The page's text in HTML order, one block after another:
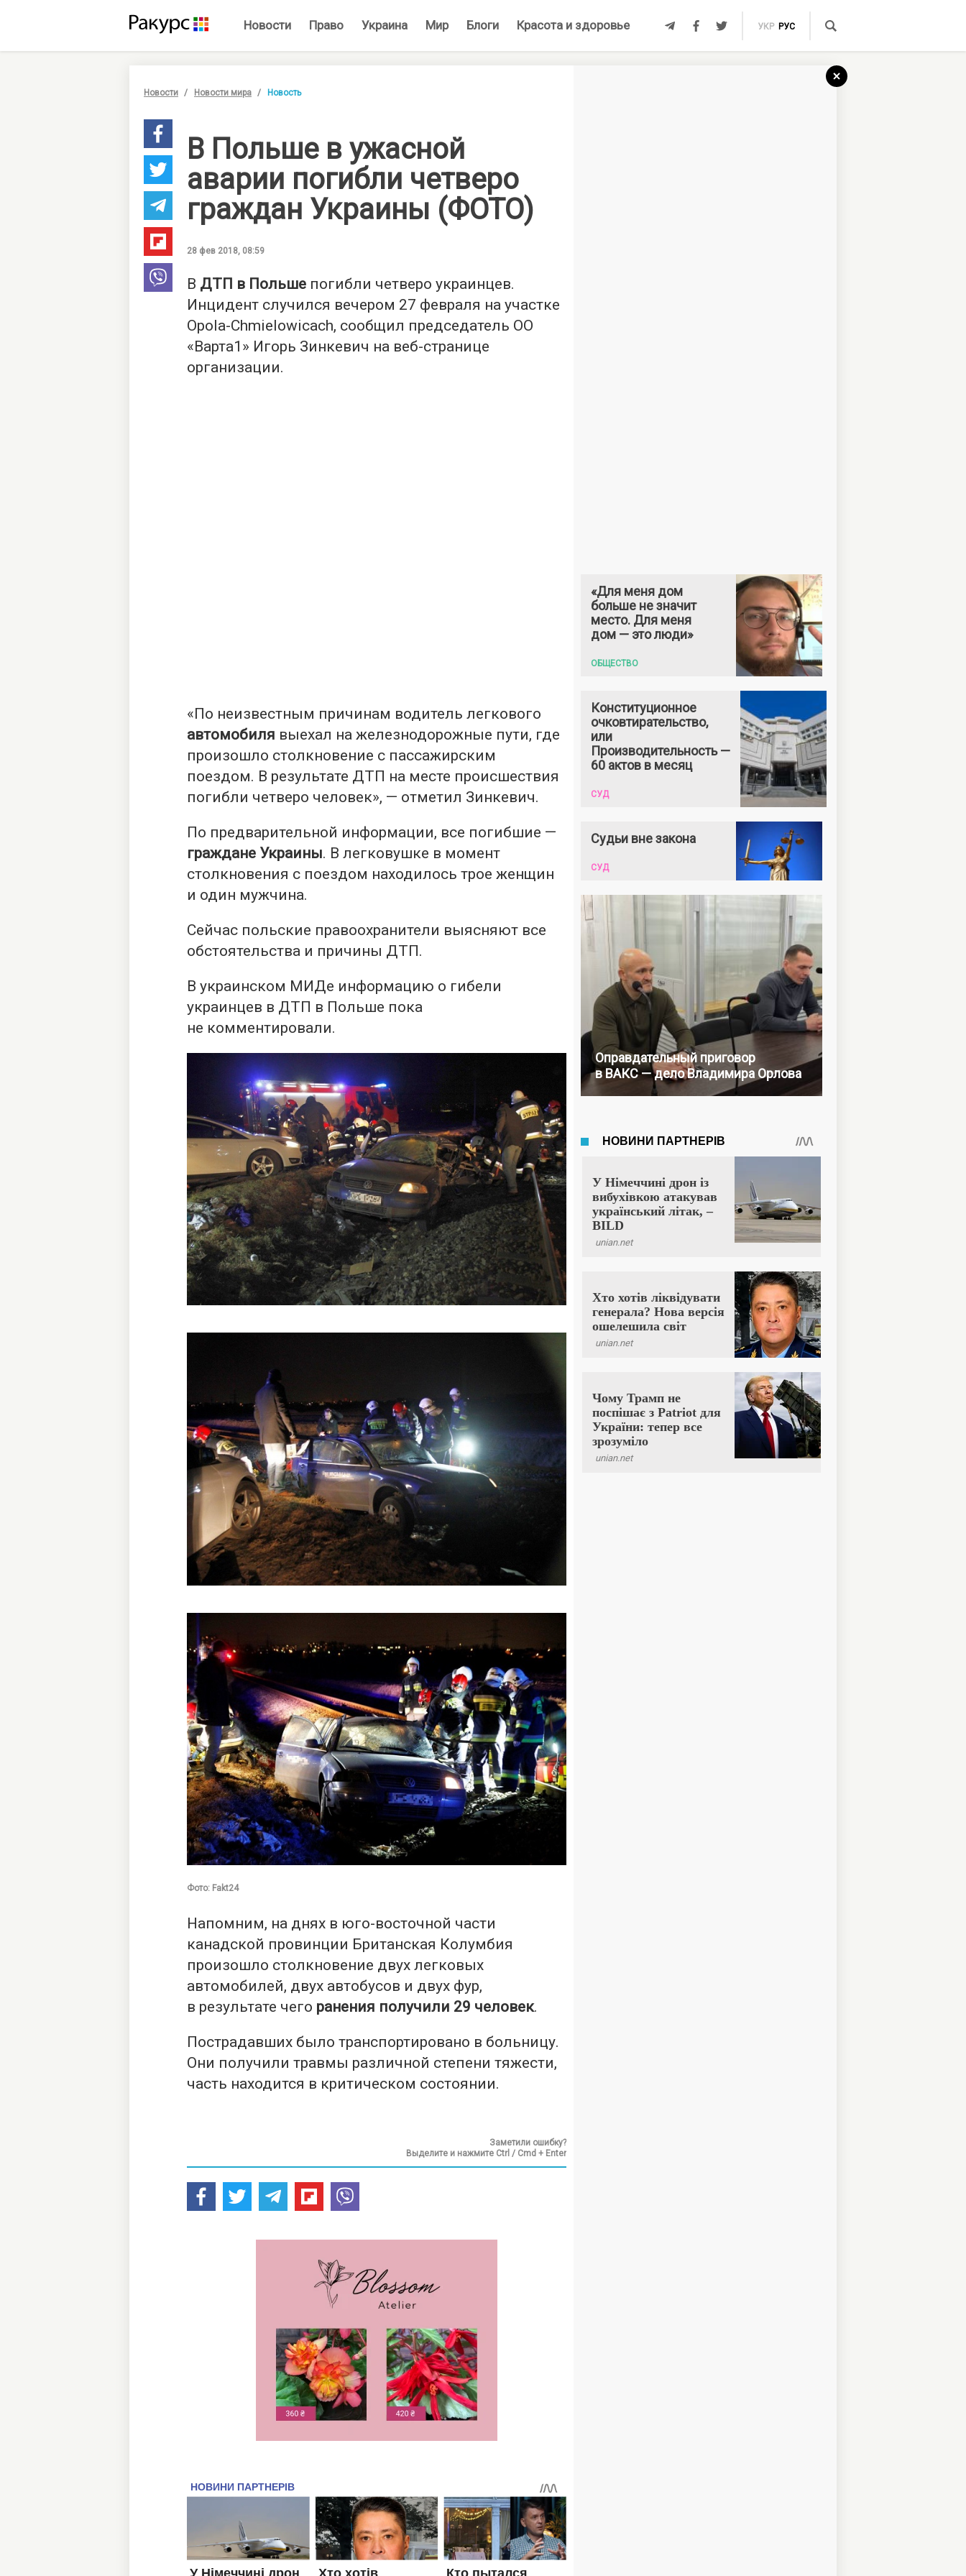
Новости Право Украина Мир Блоги Красота и здоровье УКР РУС
Новости Новости мира Новость
В Польше в ужасной
аварии погибли четверо
граждан Украины (ФОТО)
28 фев 2018, 08:59
В ДТП в Польше погибли четверо украинцев.
Инцидент случился вечером 27 февраля на участке
Opola-Chmielowicach, сообщил председатель ОО
«Варта1 » Игорь Зинкевич на веб-странице
организации.
«По неизвестным причинам водитель легкового
автомобиля выехал на железнодорожные пути, где
произошло столкновение с пассажирским
поездом. В результате ДТП на месте происшествия
погибли четверо человек», — отметил Зинкевич.
По предварительной информации, все погибшие —
граждане Украины. В легковушке в момент
столкновения с поездом находилось трое женщин
и один мужчина.
Сейчас польские правоохранители выясняют все
обстоятельства и причины ДТП.
В украинском МИДе информацию о гибели
украинцев в ДТП в Польше пока
не комментировали.
Фото: Fakt24
Напомним, на днях в юго-восточной части
канадской провинции Британская Колумбия
произошло столкновение двух легковых
автомобилей, двух автобусов и двух фур,
в результате чего ранения получили 29 человек.
Пострадавших было транспортировано в больницу.
Они получили травмы различной степени тяжести,
часть находится в критическом состоянии.
Заметили ошибку?
Выделите и нажмите Ctrl / Cmd + Enter
«Для меня дом
больше не значит
место. Для меня
дом — это люди»
ОБЩЕСТВО
Конституционное
очковтирательство,
или
Производительность —
60 актов в месяц
СУД
Судьи вне закона
СУД
Оправдательный приговор
в ВАКС — дело Владимира Орлова